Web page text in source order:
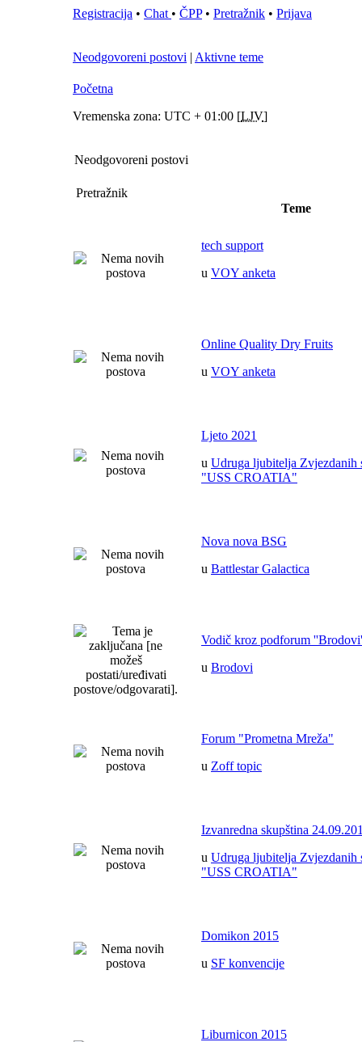
Registracija • Chat • ČPP• Pretražnik • Prijava
Neodgovoreni postovi | Aktivne teme
Početna
Vremenska zona: UTC + 01:00 [LJV]
Neodgovoreni postovi
Pretražnik
Teme
tech support
u VOY anketa
Online Quality Dry Fruits
u VOY anketa
Ljeto 2021
u Udruga ljubitelja Zvjezdanih
"USS CROATIA"
Nova nova BSG
u Battlestar Galactica
Vodič kroz podforum
u Brodovi
Forum "Prometna Mreža"
u Zoff topic
Izvanredna skupština
u Udruga ljubitelja Zvjezdanih
"USS CROATIA"
Domikon 2015
u SF konvencije
Liburnicon 2015